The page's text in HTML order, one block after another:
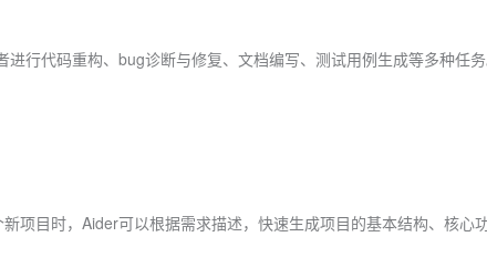
行代码重构、bug诊断与修复、文档编写、测试用例生成等多种任务
项目时，Aider可以根据需求描述，快速生成项目的基本结构、核心